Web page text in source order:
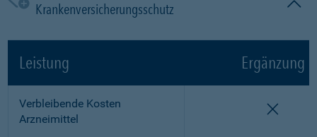
Krankenversicherungsschutz
Leistung Ergänzung
Verbleibende Kosten
Arzneimittel